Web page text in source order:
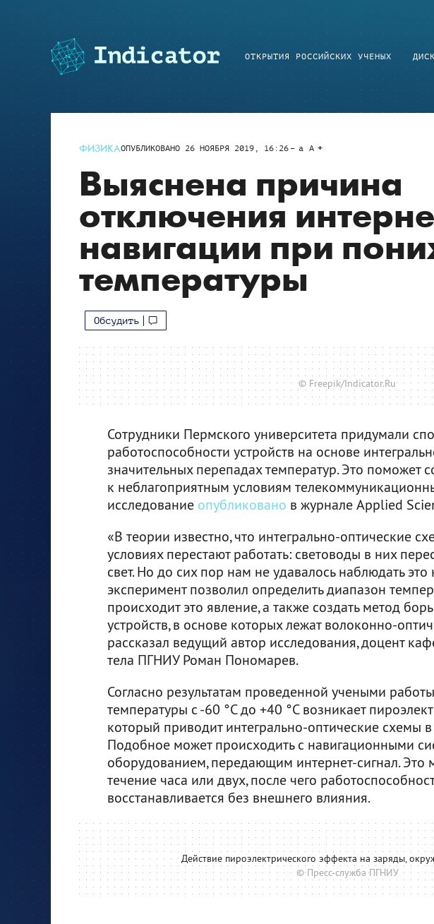
ОТКРЫТИЯ РОССИЙСКИХ УЧЕНЫХ
ФИЗИКАОПУБЛИКОВАНО 26 НОЯБРЯ 2019, 16:26 a A
Выяснена причина
отключения
навигации при
температуры
Обсудить
© Freepik/Indicator.Ru
Сотрудники Пермского университета придумали
работоспособности устройств на основе
значительных перепадах температур. Это поможет
к неблагоприятным условиям
исследование опубликовано в журнале Applied
«В теории известно, что интегрально-оптические
условиях перестают работать: световоды в них
свет. Но до сих пор нам не удавалось наблюдать
эксперимент позволил определить диапазон
происходит это явление, а также создать метод
устройств, в основе которых лежат волоконно-
рассказал ведущий автор исследования, доцент
тела ПГНИУ Роман Пономарев.
Согласно результатам проведенной учеными
температуры с -60 °С до +40 °С возникает
который приводит интегрально-оптические схемы
Подобное может происходить с навигационными
оборудованием, передающим интернет-сигнал. Это
течение часа или двух, после чего
восстанавливается без внешнего влияния.
Действие пироэлектрического эффекта на заряды,
© Пресс-служба ПГНИУ